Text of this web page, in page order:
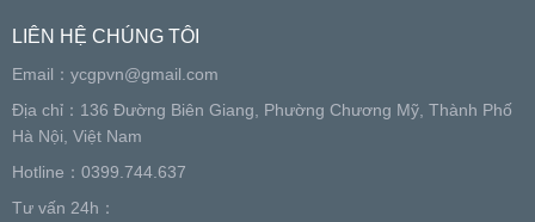
LIÊN HỆ CHÚNG TÔI
Email： ycgpvn@gmail.com
Địa chỉ：136 Đường Biên Giang, Phường Chương Mỹ, Thành Phố
Hà Nội, Việt Nam
Hotline：0399.744.637
Tư vấn 24h：